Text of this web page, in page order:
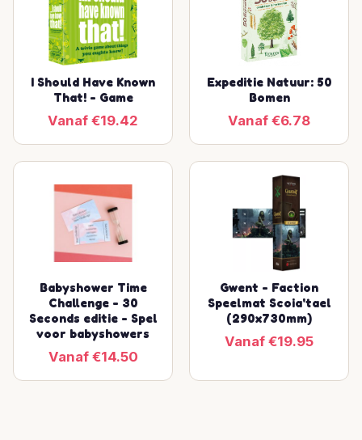
I Should Have Known
That! - Game
Vanaf €19.42
Expeditie Natuur: 50
Bomen
Vanaf €6.78
Babyshower Time
Challenge - 30
Seconds editie - Spel
voor babyshowers
Vanaf €14.50
Gwent - Faction
Speelmat Scoia'tael
(290x730mm)
Vanaf €19.95